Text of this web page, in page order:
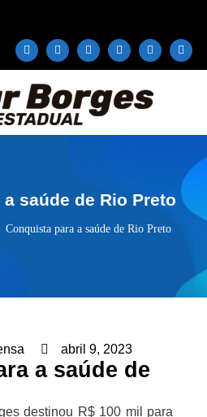
saúde de Rio Preto
Conquista para a saúde de Rio Preto
abril 9, 2023
a saúde de
destinou R$ 100 mil para